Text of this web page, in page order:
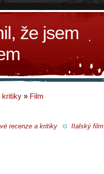
že jsem
kritiky » Film
recenze a kritiky Italský film